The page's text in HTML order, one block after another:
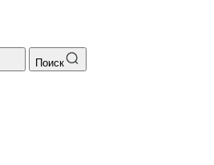
Поиск